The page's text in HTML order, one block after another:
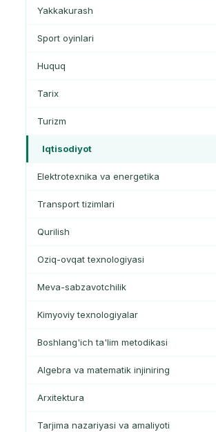
Yakkakurash
Sport oyinlari
Huquq
Tarix
Turizm
Iqtisodiyot
Elektrotexnika va energetika
Transport tizimlari
Qurilish
Oziq-ovqat texnologiyasi
Meva-sabzavotchilik
Kimyoviy texnologiyalar
Boshlang'ich ta'lim metodikasi
Algebra va matematik injiniring
Arxitektura
Tarjima nazariyasi va amaliyoti